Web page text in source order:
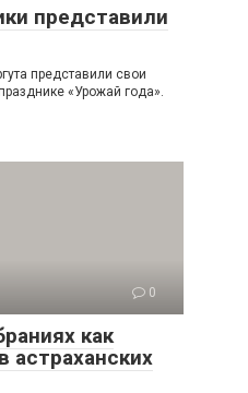
представили
представили свои
«Урожай года».
0
как
астраханских